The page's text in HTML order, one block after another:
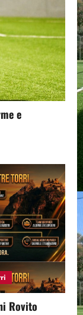
e
Rovito